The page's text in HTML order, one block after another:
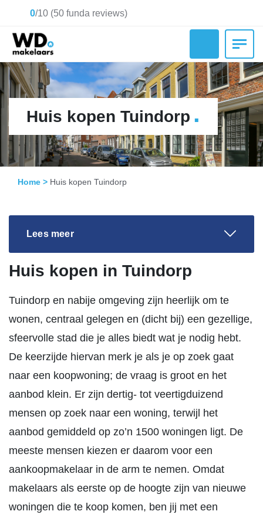
0/10 (50 funda reviews)
Huis kopen Tuindorp .
Home > Huis kopen Tuindorp
Lees meer
Huis kopen in Tuindorp
Tuindorp en nabije omgeving zijn heerlijk om te
wonen, centraal gelegen en (dicht bij) een gezellige,
sfeervolle stad die je alles biedt wat je nodig hebt.
De keerzijde hiervan merk je als je op zoek gaat
naar een koopwoning; de vraag is groot en het
aanbod klein. Er zijn dertig- tot veertigduizend
mensen op zoek naar een woning, terwijl het
aanbod gemiddeld op zo’n 1500 woningen ligt. De
meeste mensen kiezen er daarom voor een
aankoopmakelaar in de arm te nemen. Omdat
makelaars als eerste op de hoogte zijn van nieuwe
woningen die te koop komen, ben jij met een